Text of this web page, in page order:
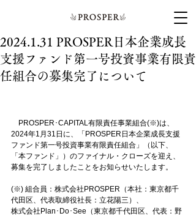
2024.1.31 PROSPER日本企業成長
支援ファンド第一号投資事業有限責
任組合の募集完了について
PROSPER･CAPITAL有限責任事業組合(※)は、
2024年1月31日に、「PROSPER日本企業成長支援
ファンド第一号投資事業有限責任組合」（以下、
「本ファンド」）のファイナル・クローズを迎え、
募集を完了しましたことをお知らせいたします。
(※) 組合員：株式会社PROSPER（本社：東京都千
代田区、代表取締役社長：立花陽三）、
株式会社Plan･Do･See（東京都千代田区、代表：野